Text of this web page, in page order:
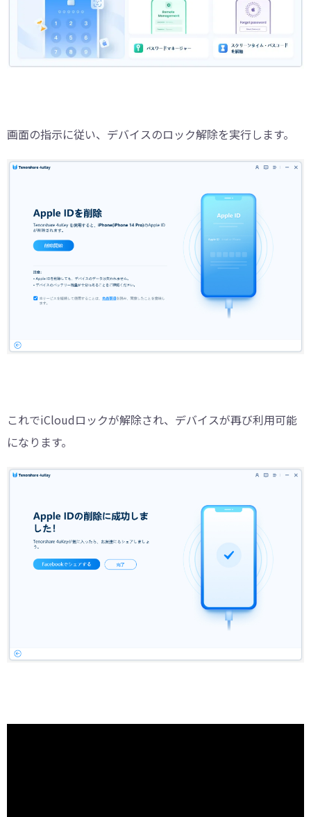
画面の指示に従い、デバイスのロック解除を実行します。
これでiCloudロックが解除され、デバイスが再び利用可能
になります。